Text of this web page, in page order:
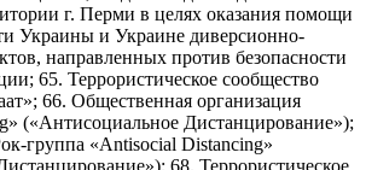
г. Перми в целях оказания помощи
Украины и Украине диверсионно-
направленных против безопасности
65. Террористическое сообщество
66. Общественная организация
(«Антисоциальное Дистанцирование»);
группа «Antisocial Distancing»
68. Террористическое